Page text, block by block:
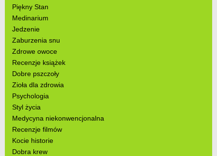
Piękny Stan
Medinarium
Jedzenie
Zaburzenia snu
Zdrowe owoce
Recenzje książek
Dobre pszczoły
Zioła dla zdrowia
Psychologia
Styl życia
Medycyna niekonwencjonalna
Recenzje filmów
Kocie historie
Dobra krew